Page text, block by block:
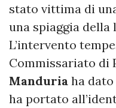
stato vittima di
una spiaggia
L’intervento
Commissariato di
Manduria ha dato
ha portato